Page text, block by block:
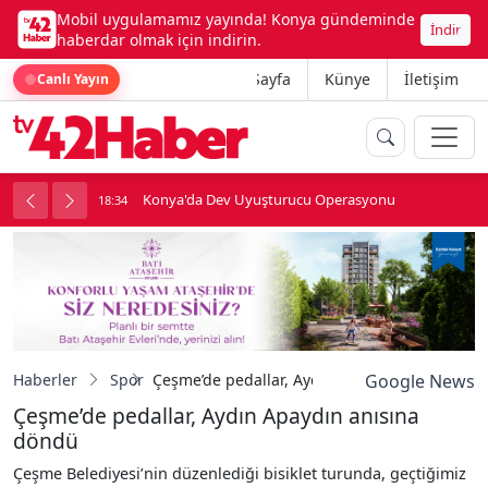
Mobil uygulamamız yayında! Konya gündeminde
haberdar olmak için indirin.
İndir
Canlı Yayın Ana Sayfa Künye İletişim
18:34 Konya'da Dev Uyuşturucu Operasyonu
Haberler Spor Çeşme’de pedallar, Aydın Apaydın anısına
Google News
Çeşme’de pedallar, Aydın Apaydın anısına
döndü
Çeşme Belediyesi’nin düzenlediği bisiklet turunda, geçtiğimiz